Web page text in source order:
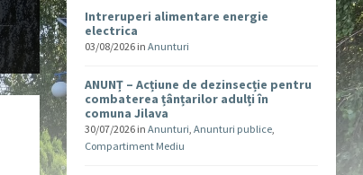
Intreruperi alimentare energie
electrica
03/08/2026 inAnunturi
ANUNȚ – Acțiune de dezinsecție pentru
combaterea țânțarilor adulți în
comuna Jilava
30/07/2026 inAnunturi,Anunturi publice,
Compartiment Mediu